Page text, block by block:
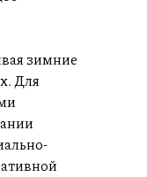
зимние
Для